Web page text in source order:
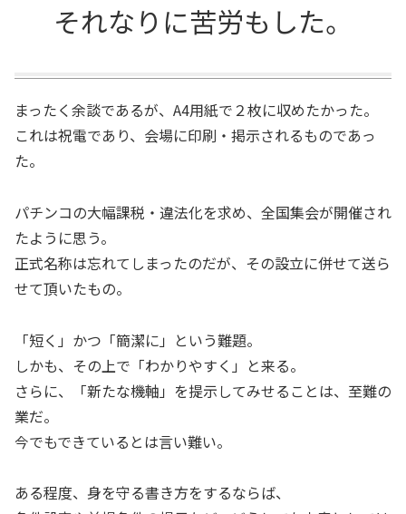
それなりに苦労もした。
まったく余談であるが、A4用紙で２枚に収めたかった。
これは祝電であり、会場に印刷・掲示されるものであっ
た。
パチンコの大幅課税・違法化を求め、全国集会が開催され
たように思う。
正式名称は忘れてしまったのだが、その設立に併せて送ら
せて頂いたもの。
「短く」かつ「簡潔に」という難題。
しかも、その上で「わかりやすく」と来る。
さらに、「新たな機軸」を提示してみせることは、至難の
業だ。
今でもできているとは言い難い。
ある程度、身を守る書き方をするならば、